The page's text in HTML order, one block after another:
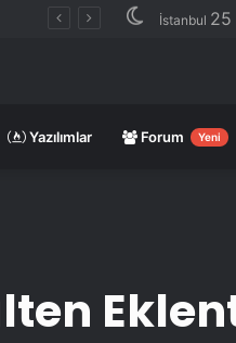
İstanbul 25
Yazılımlar Forum Yeni